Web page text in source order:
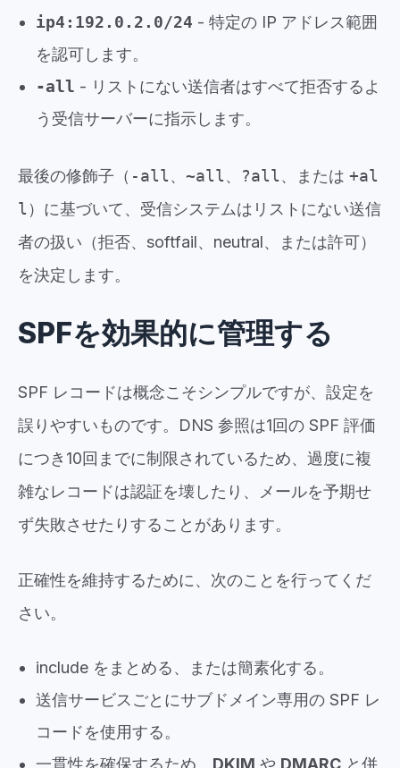
ip4:192.0.2.0/24 - 特定の IP アドレス範囲
を認可します。
-all - リストにない送信者はすべて拒否するよ
う受信サーバーに指示します。
最後の修飾子（ -all、 ~all、 ?all、または +al
l ）に基づいて、受信システムはリストにない送信
者の扱い（拒否、softfail、neutral、または許可）
を決定します。
SPFを効果的に管理する
SPF レコードは概念こそシンプルですが、設定を
誤りやすいものです。DNS 参照は1回の SPF 評価
につき10回までに制限されているため、過度に複
雑なレコードは認証を壊したり、メールを予期せ
ず失敗させたりすることがあります。
正確性を維持するために、次のことを行ってくだ
さい。
include をまとめる、または簡素化する。
送信サービスごとにサブドメイン専用の SPF レ
コードを使用する。
一貫性を確保するため、 DKIM や DMARCと併